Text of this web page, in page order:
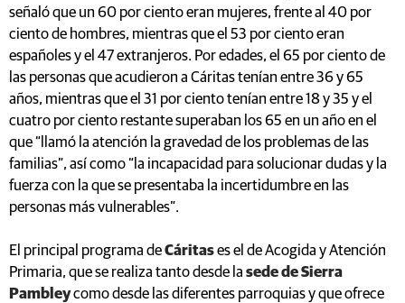
señaló que un 60 por ciento eran mujeres, frente al 40 por
ciento de hombres, mientras que el 53 por ciento eran
españoles y el 47 extranjeros. Por edades, el 65 por ciento de
las personas que acudieron a Cáritas tenían entre 36 y 65
años, mientras que el 31 por ciento tenían entre 18 y 35 y el
cuatro por ciento restante superaban los 65 en un año en el
que “llamó la atención la gravedad de los problemas de las
familias”, así como “la incapacidad para solucionar dudas y la
fuerza con la que se presentaba la incertidumbre en las
personas más vulnerables”.
El principal programa deCáritases el de Acogida y Atención
Primaria, que se realiza tanto desde la sede de Sierra
Pambleycomo desde las diferentes parroquias y que ofrece